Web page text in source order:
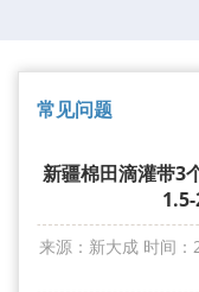
常见问题
新疆棉田滴灌带3
来源：新大成 时间